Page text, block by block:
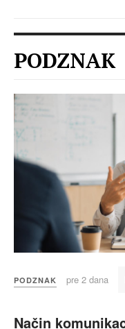
PODZNAK
PODZNAK pre 2 dana
Način